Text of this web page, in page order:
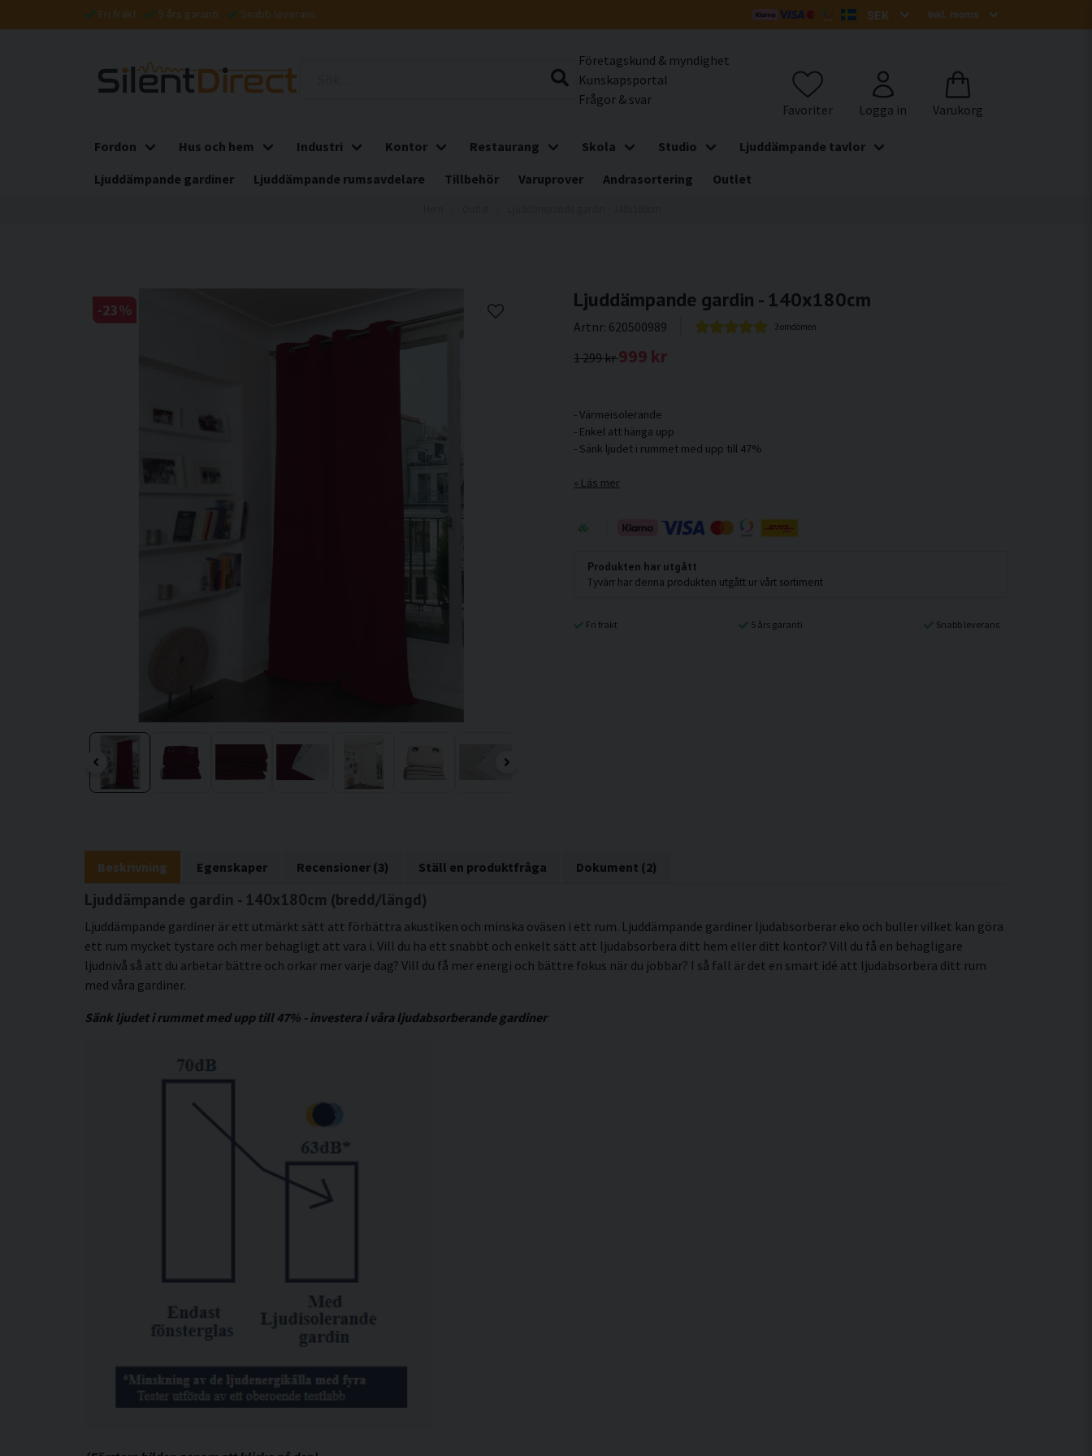
Fri frakt 5 års garanti Snabb leverans
Företagskund & myndighet
Kunskapsportal
Frågor & svar
Fordon Hus och hem Industri Kontor Restaurang Skola Studio
Ljuddämpande tavlor
Ljuddämpande gardiner
Ljuddämpande rumsavdelare Tillbehör Varuprover Andrasortering Outlet
-23% Ljuddämpande gardin - 140x180cm
Artnr: 620500989 3 omdömen
1 299 kr999 kr
- Värmeisolerande
- Enkel att hänga upp
Läs mer
Produkten har utgått
Tyvärr har denna produkten utgått ur vårt sortiment
Fri frakt 5 års garanti Snabb leverans
Beskrivning Egenskaper Recensioner (3) Ställ en produktfråga Dokument (2)
Ljuddämpande gardin - 140x180cm (bredd/längd)
Ljuddämpande gardiner är ett utmärkt sätt att förbättra akustiken och minska oväsen i ett rum. Ljuddämpande gardiner ljudabsorberar eko och buller vilket kan göra
ett rum mycket tystare och mer behagligt att vara i. Vill du ha ett snabbt och enkelt sätt att ljudabsorbera ditt hem eller ditt kontor? Vill du få en behagligare
ljudnivå så att du arbetar bättre och orkar mer varje dag? Vill du få mer energi och bättre fokus när du jobbar? I så fall är det en smart idé att ljudabsorbera ditt rum
med våra gardiner.
Sänk ljudet i rummet med upp till 47% - investera i våra ljudabsorberande gardiner